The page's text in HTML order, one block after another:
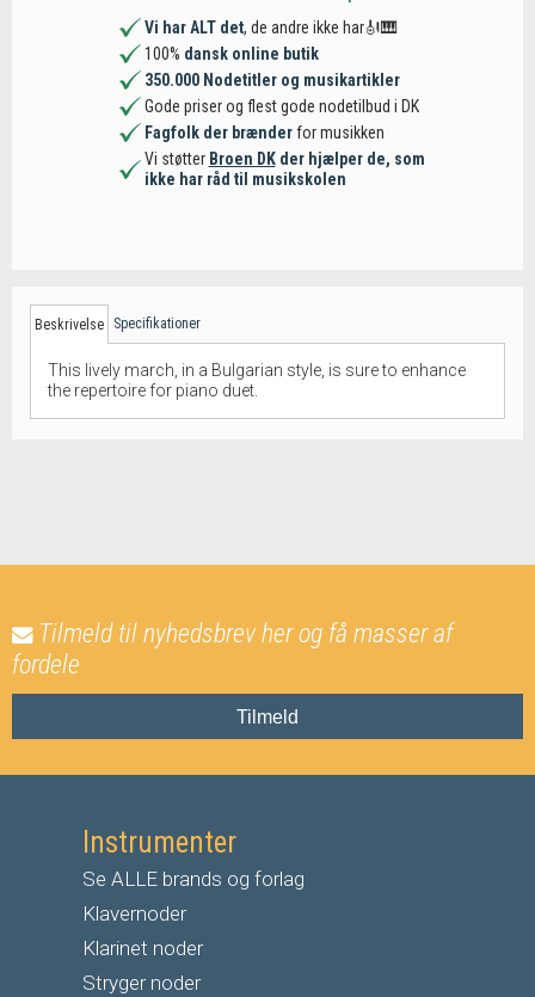
Vi har ALT det, de andre ikke har🎻🎹
100% dansk online butik
350.000 Nodetitler og musikartikler
Gode priser og flest gode nodetilbud i DK
Fagfolk der brænderfor musikken
Vi støtter Broen DKder hjælper de, som
ikke har råd til musikskolen
Beskrivelse Specifikationer
This lively march, in a Bulgarian style, is sure to enhance
the repertoire for piano duet.
Tilmeld til nyhedsbrev her og få masser af
fordele
Tilmeld
Instrumenter
Se ALLE brands og forlag
Klavernoder
Klarinet noder
Stryger noder